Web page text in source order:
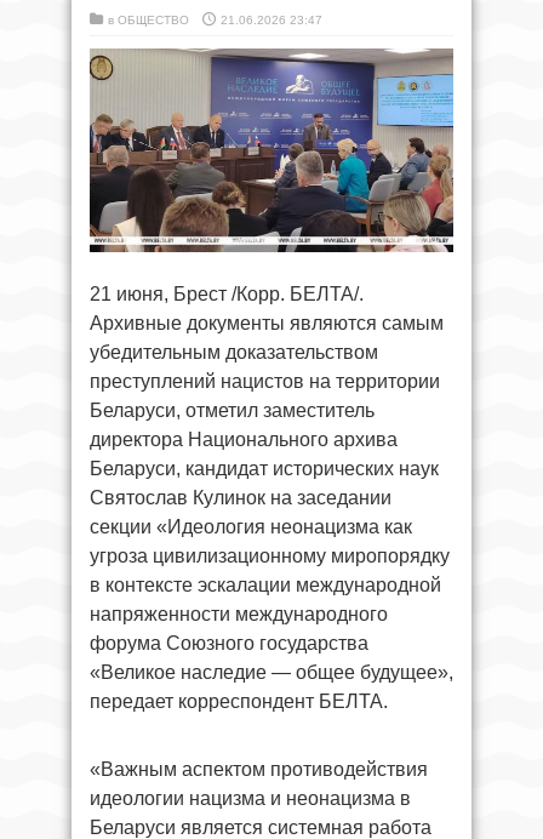
в ОБЩЕСТВО 21.06.2026 23:47
21 июня, Брест /Корр. БЕЛТА/.
Архивные документы являются самым
убедительным доказательством
преступлений нацистов на территории
Беларуси, отметил заместитель
директора Национального архива
Беларуси, кандидат исторических наук
Святослав Кулинок на заседании
секции «Идеология неонацизма как
угроза цивилизационному миропорядку
в контексте эскалации международной
напряженности международного
форума Союзного государства
«Великое наследие — общее будущее»,
передает корреспондент БЕЛТА.
«Важным аспектом противодействия
идеологии нацизма и неонацизма в
Беларуси является системная работа